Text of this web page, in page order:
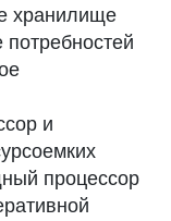
хранилище
и
процессор